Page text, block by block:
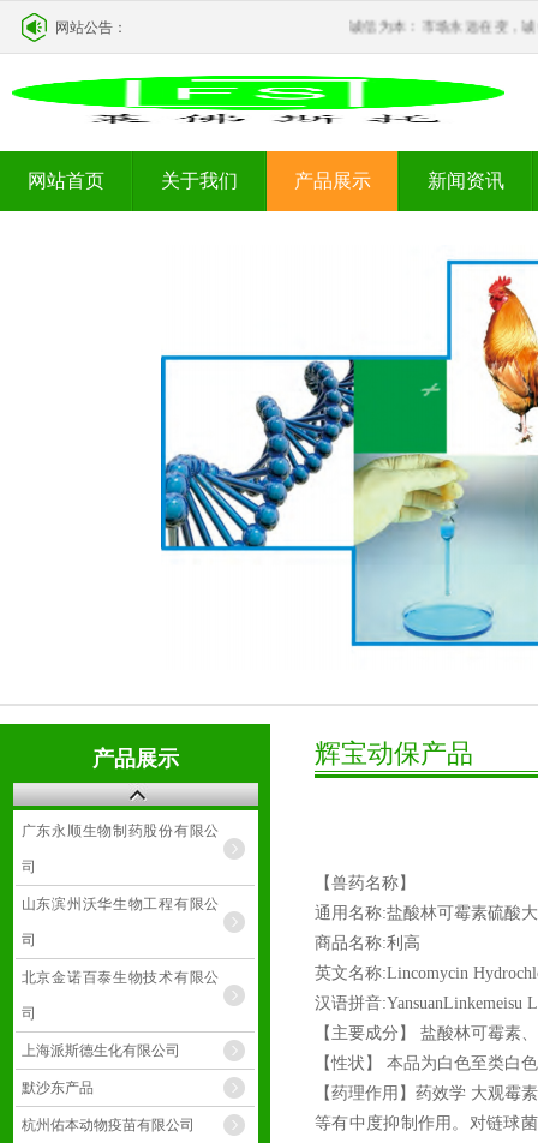
网站公告： 诚信为本：市场永远在变，诚
网站首页 关于我们 产品展示 新闻资讯
产品展示
广东永顺生物制药股份有限公
司
山东滨州沃华生物工程有限公
司
北京金诺百泰生物技术有限公
司
上海派斯德生化有限公司
默沙东产品
杭州佑本动物疫苗有限公司
辉宝动保产品
【兽药名称】
通用名称:盐酸林可霉素硫酸
商品名称:利高
英文名称:Lincomycin
汉语拼音:YansuanLinkemeisu
【主要成分】 盐酸林可霉素
【性状】 本品为白色至类白
【药理作用】药效学 大观霉
等有中度抑制作用。对链球